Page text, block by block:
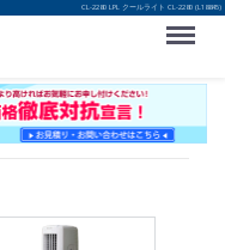
CL-2280 LPL クールライト CL-2280 (L18845)
Menu